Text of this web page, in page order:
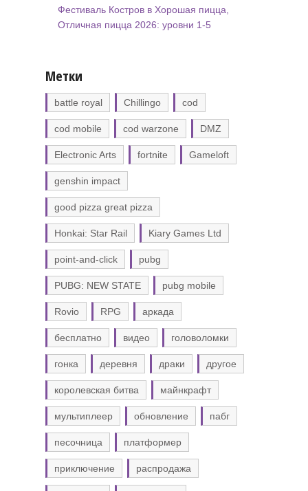
Фестиваль Костров в Хорошая пицца,
Отличная пицца 2026: уровни 1-5
Метки
battle royal Chillingo cod
cod mobile cod warzone DMZ
Electronic Arts fortnite Gameloft
genshin impact
good pizza great pizza
Honkai: Star Rail Kiary Games Ltd
point-and-click pubg
PUBG: NEW STATE pubg mobile
Rovio RPG аркада
бесплатно видео головоломки
гонка деревня драки другое
королевская битва майнкрафт
мультиплеер обновление пабг
песочница платформер
приключение распродажа